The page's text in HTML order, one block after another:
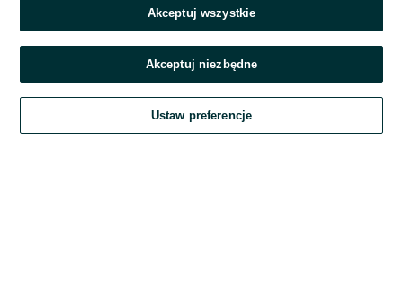
Zaloguj się
Kontynuując za pośrednictwem jednego z dostawców wskazanych powyżej,
OLX.pl w jego aktualnym brzmieniu.
Akceptuj wszystkie
Akceptuj niezbędne
Ustaw preferencje